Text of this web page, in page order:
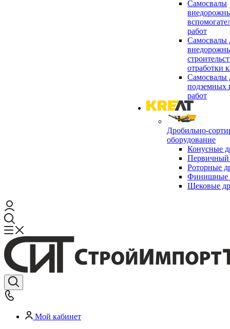
Самосвалы
работ
Самосвалы
отработки
Самосвалы
подземных
работ
Дробильно-
оборудование
Конусные
Первичный
Роторные
Финишные
Щековые
Мой кабинет